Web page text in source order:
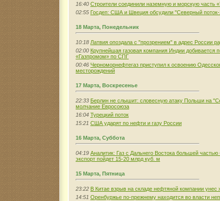
16:40 Строители соединили наземную и морскую часть
02:55 Госдеп: США и Швеция обсудили "Северный
18 Марта, Понедельник
10:18 Латвия опоздала с "прозрением" в адрес России
02:00 Крупнейшая газовая компания Индии добивается
«Газпромом» по СПГ
00:46 Черноморнефтегаз приступил к освоению
месторождений
17 Марта, Воскресенье
22:33 Берлин не слышит: словесную атаку Польши на
молчание Евросоюза
16:04 Турецкий поток
15:21 США ударят по нефти и газу России
16 Марта, Суббота
04:19 Аналитик: Газ с Дальнего Востока большей
экспорт пойдет 15-20 млрд куб. м
15 Марта, Пятница
23:22 В Китае взрыв на складе нефтяной компании унес
14:51 Оренбуржье по-прежнему находится во власти